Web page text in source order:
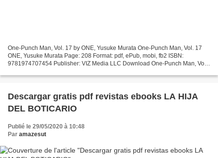
One-Punch Man, Vol. 17 by ONE, Yusuke Murata One-Punch Man, Vol. 17
ONE, Yusuke Murata Page: 208 Format: pdf, ePub, mobi, fb2 ISBN:
9781974707454 Publisher: VIZ Media LLC Download One-Punch Man, Vol.
Descargar gratis pdf revistas ebooks LA HIJA
DEL BOTICARIO
Publié le 29/05/2020 à 10:48
Par amazesut